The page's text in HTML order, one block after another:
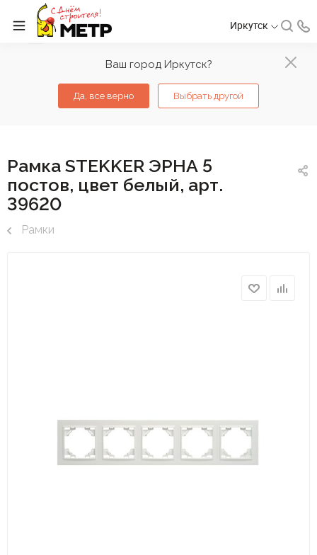
Ваш город Иркутск?
Да, все верно Выбрать другой
Иркутск
Рамка STEKKER ЭРНА 5
постов, цвет белый, арт.
39620
Рамки